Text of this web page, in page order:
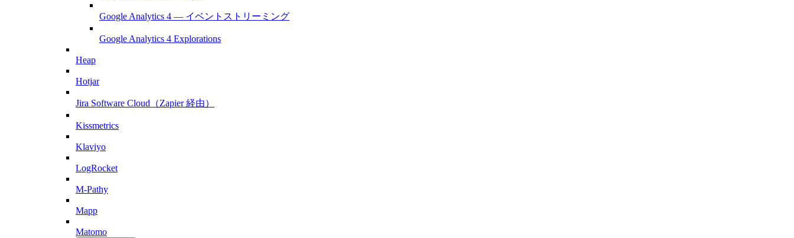
Google Analytics 4 — イベントストリーミング
Google Analytics 4 Explorations
Heap
Hotjar
Jira Software Cloud（Zapier 経由）
Kissmetrics
Klaviyo
LogRocket
M-Pathy
Mapp
Matomo